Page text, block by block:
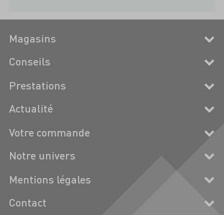
Magasins
Conseils
Prestations
Actualité
Votre commande
Notre univers
Mentions légales
Contact